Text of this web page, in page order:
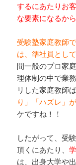
するにあたりお
な要素になるか
受験塾家庭教師
は、準社員とし
間一般のプロ家
理体制の中で業
リした家庭教師
り」「ハズレ」
ケですね！！
したがって、受
頂くにあたり、
は、出身大学や